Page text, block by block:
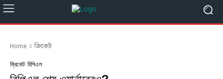
Home ক্রিকেট
ক্রিকেট বিপিএল